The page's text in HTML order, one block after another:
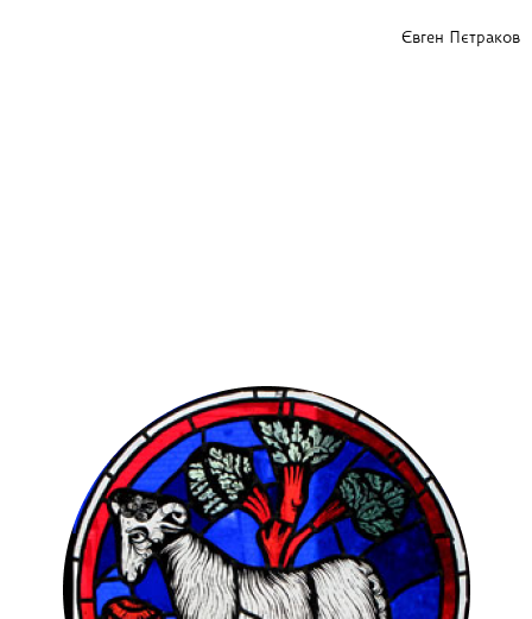
Євген Пєтраков